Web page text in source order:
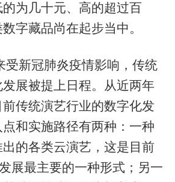
为几十元、高的超过百
字藏品尚在起步当中。
受新冠肺炎疫情影响，传统
展被提上日程。从近两年
传统演艺行业的数字化发
和实施路径有两种：一种
的各类云演艺，这是目前
展最主要的一种形式；另一